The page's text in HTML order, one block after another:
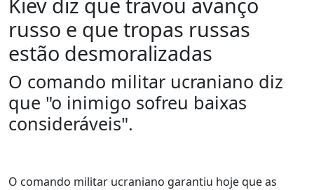
russo e que tropas russas
estão desmoralizadas
O comando militar ucraniano diz
que "o inimigo sofreu baixas
consideráveis".
O comando militar ucraniano garantiu hoje que as